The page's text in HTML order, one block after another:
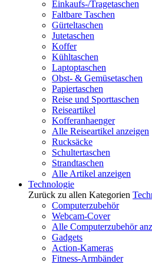
Einkaufs-/Tragetaschen
Faltbare Taschen
Gürteltaschen
Jutetaschen
Koffer
Kühltaschen
Laptoptaschen
Obst- & Gemüsetaschen
Papiertaschen
Reise und Sporttaschen
Reiseartikel
Kofferanhaenger
Alle Reiseartikel anzeigen
Rucksäcke
Schultertaschen
Strandtaschen
Alle Artikel anzeigen
Technologie
Zurück zu allen Kategorien
Computerzubehör
Webcam-Cover
Alle Computerzubehör
Gadgets
Action-Kameras
Fitness-Armbänder